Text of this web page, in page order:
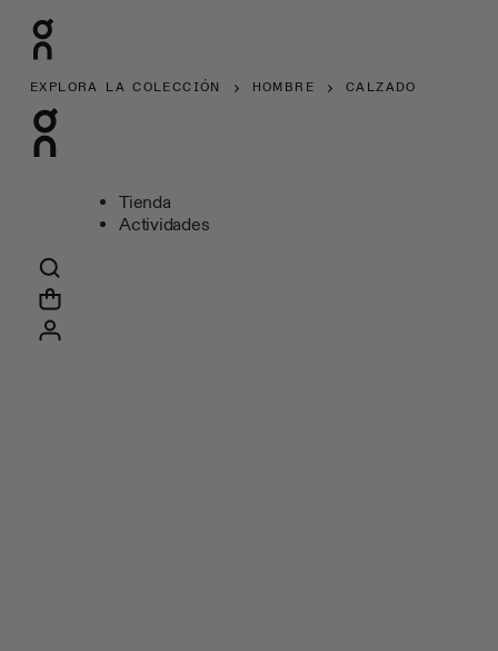
EXPLORA LA COLECCIÓN HOMBRE CALZADO
Tienda
Actividades